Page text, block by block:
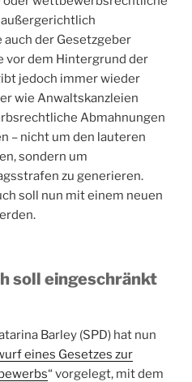
der Gesetzgeber
vor dem Hintergrund der
jedoch immer wieder
wie Anwaltskanzleien
Abmahnungen
– nicht um den lauteren
sondern um
zu generieren.
soll nun mit einem neuen
soll eingeschränkt
Barley (SPD) hat nun
eines Gesetzes zur
“ vorgelegt, mit dem